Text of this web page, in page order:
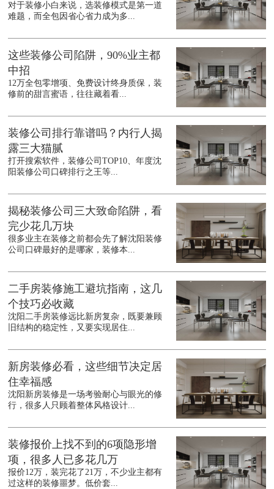
对于装修小白来说，选装修模式是第一道
难题，而全包因省心省力成为多...
这些装修公司陷阱，90%业主都
中招
12万全包零增项、免费设计终身质保，装
修前的甜言蜜语，往往藏着看...
装修公司排行靠谱吗？内行人揭
露三大猫腻
打开搜索软件，装修公司TOP10、年度沈
阳装修公司口碑排行之王等...
揭秘装修公司三大致命陷阱，看
完少花几万块
很多业主在装修之前都会先了解沈阳装修
公司口碑最好的是哪家，装修本...
二手房装修施工避坑指南，这几
个技巧必收藏
沈阳二手房装修远比新房复杂，既要兼顾
旧结构的稳定性，又要实现居住...
新房装修必看，这些细节决定居
住幸福感
沈阳新房装修是一场考验耐心与眼光的修
行，很多人只顾着整体风格设计...
装修报价上找不到的6项隐形增
项，很多人已多花几万
报价12万，装完花了21万，不少业主都有
过这样的装修噩梦。低价套...